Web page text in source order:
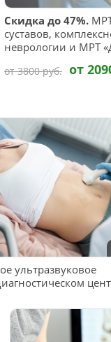
Скидка до 47%.
суставов,
неврологии и МРТ
от 3800 руб. от
ультразвуковое